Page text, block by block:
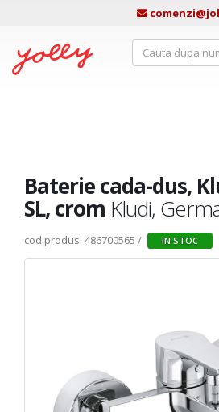
Baterie cada-dus,
SL, crom Kludi,
cod produs: 486700565 / IN STOC